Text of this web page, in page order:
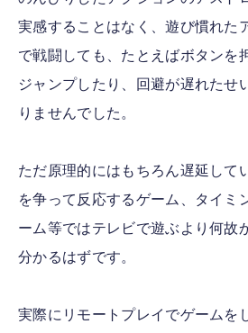
実感することはなく、遊び慣れた
で戦闘しても、たとえばボタンを
ジャンプしたり、回避が遅れたせ
りませんでした。
ただ原理的にはもちろん遅延して
を争って反応するゲーム、タイミ
ーム等ではテレビで遊ぶより何故
分かるはずです。
実際にリモートプレイでゲームを